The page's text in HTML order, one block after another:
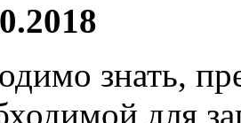
знать,
для